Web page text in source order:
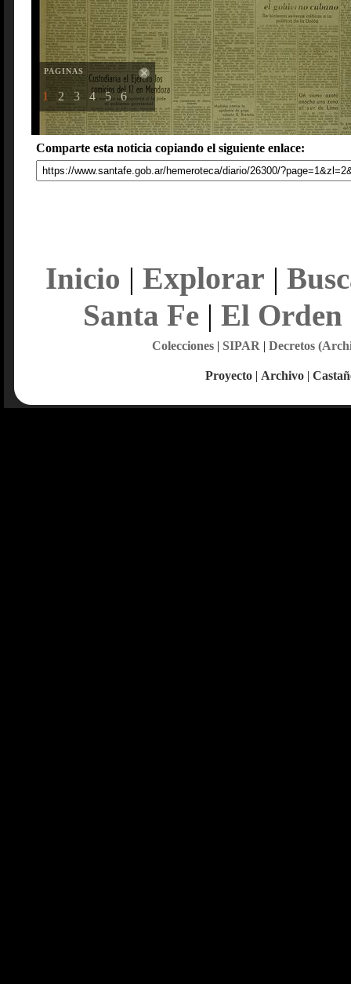
PAGINAS
1 2 3 4 5 6
Comparte esta noticia copiando el siguiente enlace:
Inicio | Explorar |
Santa Fe| El Orden
Colecciones| SIPAR | Decretos
Proyecto | Archivo |